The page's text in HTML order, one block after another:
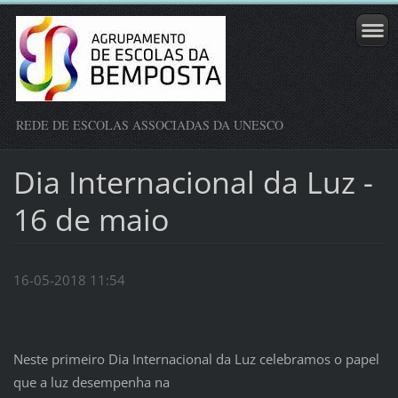
REDE DE ESCOLAS ASSOCIADAS DA UNESCO
Dia Internacional da Luz -
16 de maio
16-05-2018 11:54
Neste primeiro Dia Internacional da Luz celebramos o papel
que a luz desempenha na